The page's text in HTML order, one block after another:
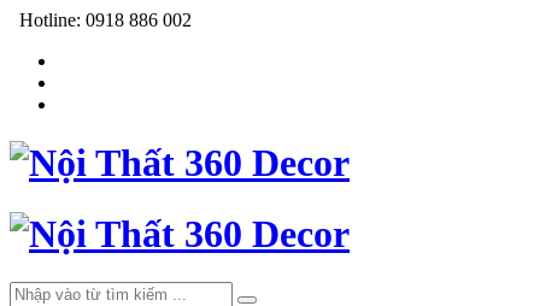
Hotline: 0918 886 002